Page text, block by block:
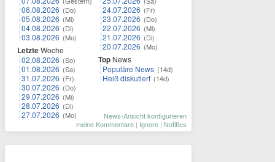
06.08.2026 (Do)
05.08.2026 (Mi)
04.08.2026 (Di)
03.08.2026 (Mo)
LetzteWoche
02.08.2026 (So)
01.08.2026 (Sa)
31.07.2026 (Fr)
30.07.2026 (Do)
29.07.2026 (Mi)
28.07.2026 (Di)
27.07.2026 (Mo)
24.07.2026 (Fr)
23.07.2026 (Do)
22.07.2026 (Mi)
21.07.2026 (Di)
20.07.2026 (Mo)
Top News
Populäre News (14d)
Heiß diskutiert (14d)
News-Ansicht konfigurieren
meine Kommentare | Ignore | Notifies